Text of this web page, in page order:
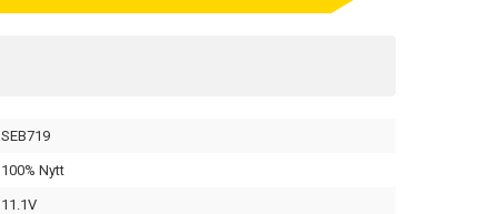
SEB719
100% Nytt
11.1V